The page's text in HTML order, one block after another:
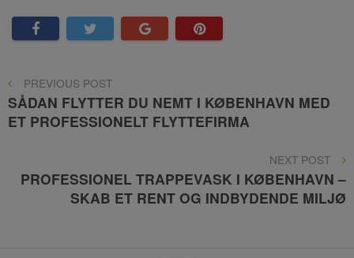
Indlægsnavigation
PREVIOUS
POST
PREVIOUS POST
SÅDAN FLYTTER DU NEMT I KØBENHAVN MED
ET PROFESSIONELT FLYTTEFIRMA
NEXT
POST
NEXT POST
PROFESSIONEL TRAPPEVASK I KØBENHAVN –
SKAB ET RENT OG INDBYDENDE MILJØ